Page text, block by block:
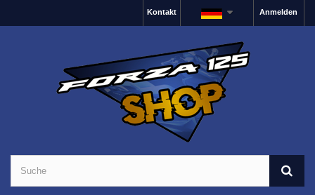
Anmelden
Kontakt